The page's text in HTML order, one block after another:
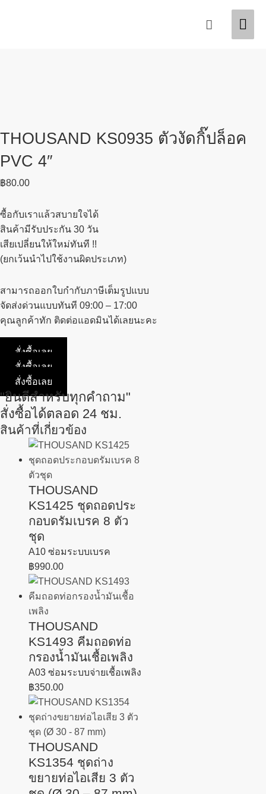
Search
THOUSAND KS0935 ตัวงัดกิ๊ปล็อค
PVC 4″
฿80.00
ซื้อกับเราแล้วสบายใจได้
สินค้ามีรับประกัน 30 วัน
เสียเปลี่ยนให้ใหม่ทันที !!
(ยกเว้นนำไปใช้งานผิดประเภท)
สามารถออกใบกำกับภาษีเต็มรูปแบบ
จัดส่งด่วนแบบทันที 09:00 – 17:00
คุณลูกค้าทัก ติดต่อแอดมินได้เลยนะคะ
สั่งซื้อเลย
สั่งซื้อเลย
สั่งซื้อเลย
"ยินดีสำหรับทุกคำถาม"
สั่งซื้อได้ตลอด 24 ชม.
สินค้าที่เกี่ยวข้อง
THOUSAND
KS1425 ชุดถอดประ
กอบดรัมเบรค 8 ตัว
ชุด
A10 ซ่อมระบบเบรค
฿990.00
THOUSAND
KS1493 คีมถอดท่อ
กรองน้ำมันเชื้อเพลิง
A03 ซ่อมระบบจ่ายเชื้อเพลิง
฿350.00
THOUSAND
KS1354 ชุดถ่าง
ขยายท่อไอเสีย 3 ตัว